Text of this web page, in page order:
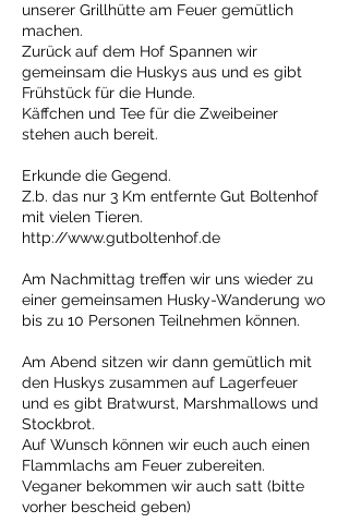
unserer Grillhütte am Feuer gemütlich
machen.
Zurück auf dem Hof Spannen wir
gemeinsam die Huskys aus und es gibt
Frühstück für die Hunde.
Käffchen und Tee für die Zweibeiner
stehen auch bereit.
Erkunde die Gegend.
Z.b. das nur 3 Km entfernte Gut Boltenhof
mit vielen Tieren.
http://www.gutboltenhof.de
Am Nachmittag treffen wir uns wieder zu
einer gemeinsamen Husky-Wanderung wo
bis zu 10 Personen Teilnehmen können.
Am Abend sitzen wir dann gemütlich mit
den Huskys zusammen auf Lagerfeuer
und es gibt Bratwurst, Marshmallows und
Stockbrot.
Auf Wunsch können wir euch auch einen
Flammlachs am Feuer zubereiten.
Veganer bekommen wir auch satt (bitte
vorher bescheid geben)